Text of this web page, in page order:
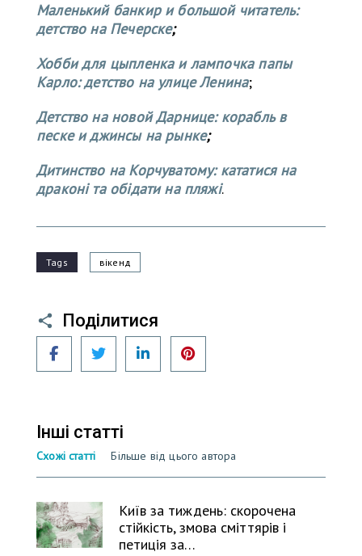
Маленький банкир и большой читатель:
детство на Печерске;
Хобби для цыпленка и лампочка папы
Карло: детство на улице Ленина;
Детство на новой Дарнице: корабль в
песке и джинсы на рынке;
Дитинство на Корчуватому: кататися на
драконі та обідати на пляжі.
Tags вікенд
Поділитися
Facebook Twitter LinkedIn
Інші статті
Схожі статті Більше від цього автора
Київ за тиждень: скорочена
стійкість, змова сміттярів і
петиція за…